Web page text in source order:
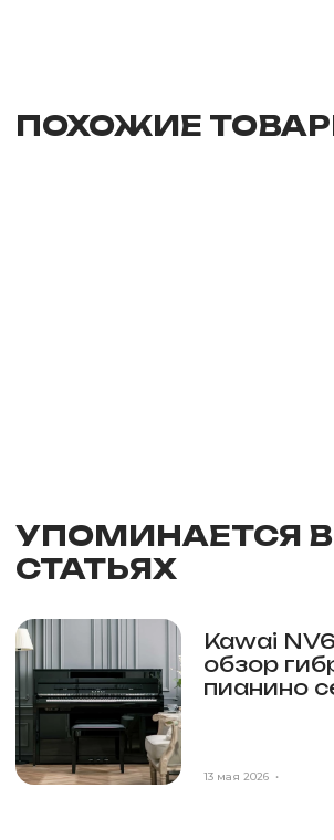
ПОХОЖИЕ
УПОМИНАЕТСЯ В
СТАТЬЯХ
Kawai
обзор
пианино
цифровом
13 мая 2026 •